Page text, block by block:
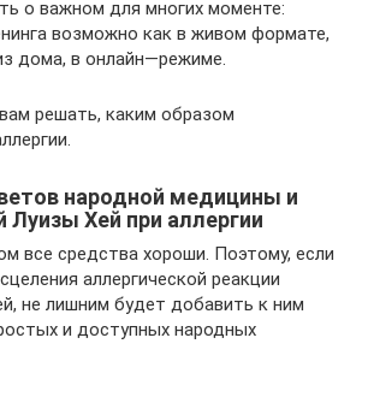
о важном для многих моменте:
возможно как в живом формате,
дома, в онлайн—режиме.
решать, каким образом
народной медицины и
Луизы Хей при аллергии
все средства хороши. Поэтому, если
аллергической реакции
не лишним будет добавить к ним
и доступных народных